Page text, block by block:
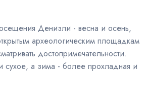
Денизли - весна и осень,
археологическим площадкам
достопримечательности.
сухое, а зима - более прохладная и